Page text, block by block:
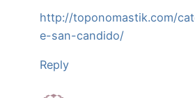
http://toponomastik.com/
e-san-candido/
Reply